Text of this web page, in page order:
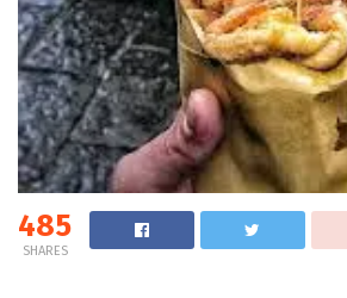
485
SHARES